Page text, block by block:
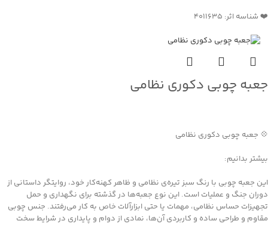
❤️ شناسه اثر: 4011635
جعبه چوبی دکوری نظامی
💠 جعبه چوبی دکوری نظامی
بیشتر بدانیم:
این جعبه چوبی با رنگ سبز تیره‌ی نظامی و ظاهر کهنه‌کار خود، روایتگر داستانی از
دوران جنگ و عملیات است. این نوع جعبه‌ها در گذشته برای نگهداری و حمل
تجهیزات حساس نظامی، مهمات یا حتی ابزارآلات خاص به کار می‌رفتند. جنس چوبی
مقاوم و طراحی ساده و کاربردی آن‌ها، نمادی از دوام و پایداری در شرایط سخت